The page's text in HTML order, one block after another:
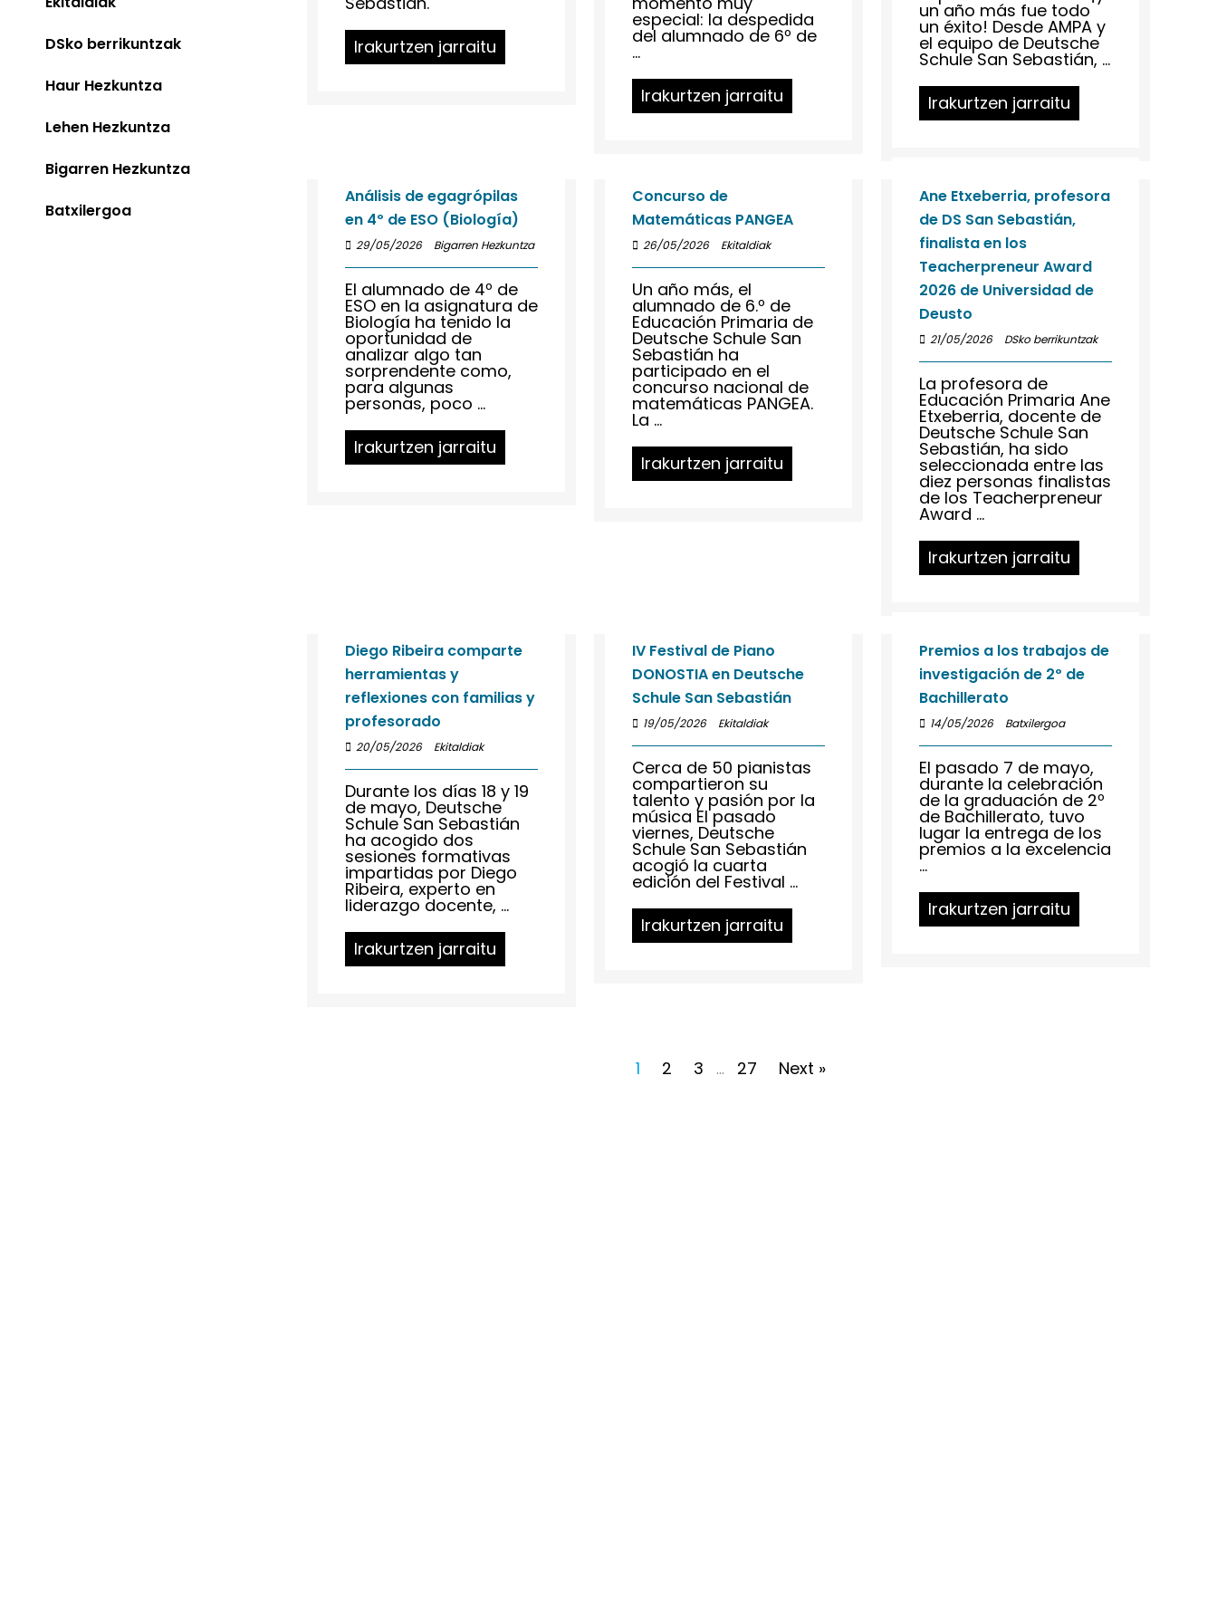
DSko berrikuntzak
Haur Hezkuntza
Lehen Hezkuntza
Bigarren Hezkuntza
Batxilergoa
Irakurtzen jarraitu
especial: la despedida
del alumnado de 6º de
...
Irakurtzen jarraitu
un año más fue todo
un éxito! Desde AMPA y
el equipo de Deutsche
Schule San Sebastián, ...
Irakurtzen jarraitu
Análisis de egagrópilas
en 4º de ESO (Biología)
29/05/2026 Bigarren Hezkuntza
El alumnado de 4º de
ESO en la asignatura de
Biología ha tenido la
oportunidad de
analizar algo tan
sorprendente como,
para algunas
personas, poco ...
Irakurtzen jarraitu
Concurso de
Matemáticas PANGEA
26/05/2026 Ekitaldiak
Un año más, el
alumnado de 6.º de
Educación Primaria de
Deutsche Schule San
Sebastián ha
participado en el
concurso nacional de
matemáticas PANGEA.
La ...
Irakurtzen jarraitu
Ane Etxeberria, profesora
de DS San Sebastián,
finalista en los
Teacherpreneur Award
2026 de Universidad de
Deusto
21/05/2026 DSko berrikuntzak
La profesora de
Educación Primaria Ane
Etxeberria, docente de
Deutsche Schule San
Sebastián, ha sido
seleccionada entre las
diez personas finalistas
de los Teacherpreneur
Award ...
Irakurtzen jarraitu
Diego Ribeira comparte
herramientas y
reflexiones con familias y
profesorado
20/05/2026 Ekitaldiak
Durante los días 18 y 19
de mayo, Deutsche
Schule San Sebastián
ha acogido dos
sesiones formativas
impartidas por Diego
Ribeira, experto en
liderazgo docente, ...
Irakurtzen jarraitu
IV Festival de Piano
DONOSTIA en Deutsche
Schule San Sebastián
19/05/2026 Ekitaldiak
Cerca de 50 pianistas
compartieron su
talento y pasión por la
música El pasado
viernes, Deutsche
Schule San Sebastián
acogió la cuarta
edición del Festival ...
Irakurtzen jarraitu
Premios a los trabajos de
investigación de 2º de
Bachillerato
14/05/2026 Batxilergoa
El pasado 7 de mayo,
durante la celebración
de la graduación de 2º
de Bachillerato, tuvo
lugar la entrega de los
premios a la excelencia
...
Irakurtzen jarraitu
1 2 3 … 27 Next »